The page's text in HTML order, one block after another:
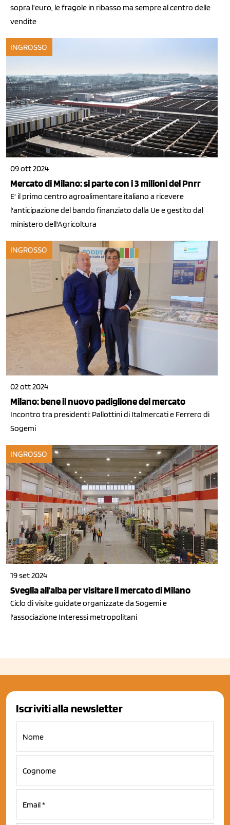
sopra l'euro, le fragole in ribasso ma sempre al centro delle
vendite
INGROSSO
09 ott 2024
Mercato di Milano: si parte con i 3 milioni del Pnrr
E' il primo centro agroalimentare italiano a ricevere
l'anticipazione del bando finanziato dalla Ue e gestito dal
ministero dell'Agricoltura
INGROSSO
02 ott 2024
Milano: bene il nuovo padiglione del mercato
Incontro tra presidenti: Pallottini di Italmercati e Ferrero di
Sogemi
INGROSSO
19 set 2024
Sveglia all'alba per visitare il mercato di Milano
Ciclo di visite guidate organizzate da Sogemi e
l'associazione Interessi metropolitani
Iscriviti alla newsletter